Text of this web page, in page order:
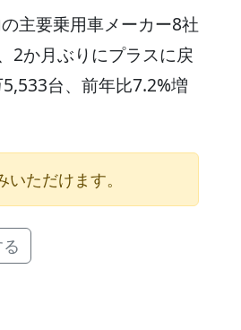
主要乗用車メーカー8社
2か月ぶりにプラスに戻
台、前年比7.2%増
ただけます。